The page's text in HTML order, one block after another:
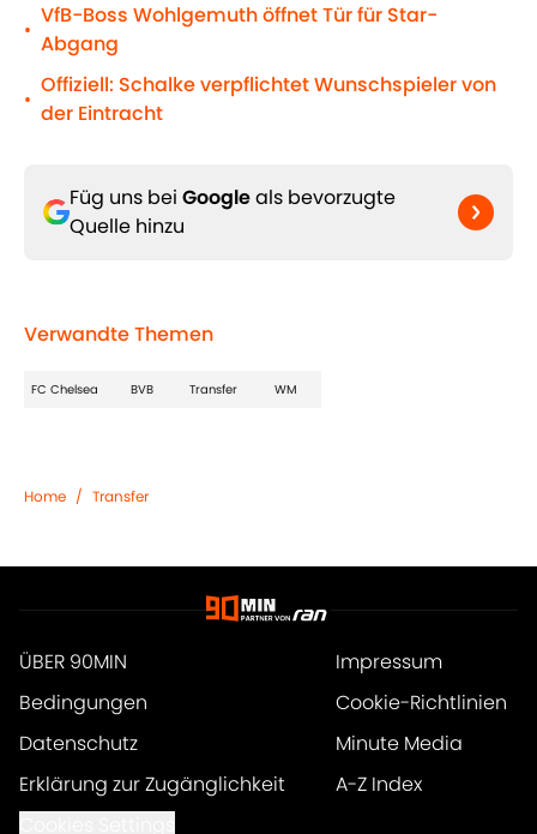
•
VfB-Boss Wohlgemuth öffnet Tür für Star-
Abgang
•
Offiziell: Schalke verpflichtet Wunschspieler von
der Eintracht
Füg uns bei Googleals bevorzugte
Quelle hinzu
Verwandte Themen
FC Chelsea BVB Transfer WM
Home / Transfer
ÜBER 90MIN
Impressum
Bedingungen
Cookie-Richtlinien
Datenschutz
Minute Media
Erklärung zur Zugänglichkeit
A-Z Index